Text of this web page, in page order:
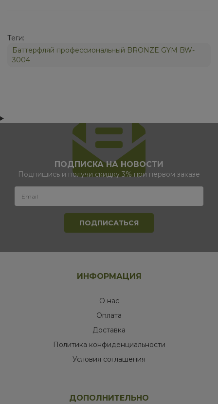
Теги:
Баттерфляй профессиональный BRONZE GYM BW-
3004
ПОДПИСКА НА НОВОСТИ
Подпишись и получи скидку 3% при первом заказе
ИНФОРМАЦИЯ
О нас
Оплата
Доставка
Политика конфиденциальности
Условия соглашения
ДОПОЛНИТЕЛЬНО